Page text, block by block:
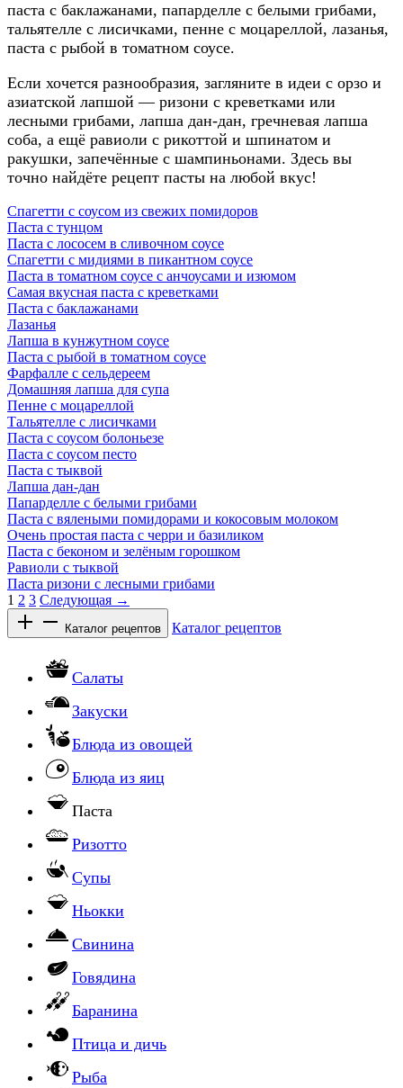
паста с баклажанами, папарделле с белыми грибами,
тальятелле с лисичками, пенне с моцареллой, лазанья,
паста с рыбой в томатном соусе.
Если хочется разнообразия, загляните в идеи с орзо и
азиатской лапшой — ризони с креветками или
лесными грибами, лапша дан-дан, гречневая лапша
соба, а ещё равиоли с рикоттой и шпинатом и
ракушки, запечённые с шампиньонами. Здесь вы
точно найдёте рецепт пасты на любой вкус!
Спагетти с соусом из свежих помидоров
Паста с тунцом
Паста с лососем в сливочном соусе
Спагетти с мидиями в пикантном соусе
Паста в томатном соусе с анчоусами и изюмом
Самая вкусная паста с креветками
Паста с баклажанами
Лазанья
Лапша в кунжутном соусе
Паста с рыбой в томатном соусе
Фарфалле с сельдереем
Домашняя лапша для супа
Пенне с моцареллой
Тальятелле с лисичками
Паста с соусом болоньезе
Паста с соусом песто
Паста с тыквой
Лапша дан-дан
Папарделле с белыми грибами
Паста с вялеными помидорами и кокосовым молоком
Очень простая паста с черри и базиликом
Паста с беконом и зелёным горошком
Равиоли с тыквой
Паста ризони с лесными грибами
1 2 3 Следующая →
Каталог рецептов Каталог рецептов
Салаты
Закуски
Блюда из овощей
Блюда из яиц
Паста
Ризотто
Супы
Ньокки
Свинина
Говядина
Баранина
Птица и дичь
Рыба